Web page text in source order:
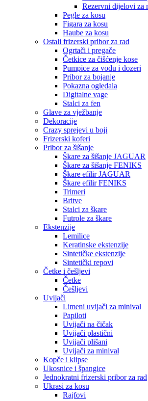
Rezervni dijelovi za
Pegle za kosu
Figara za kosu
Haube za kosu
Ostali frizerski pribor za rad
Ogrtači i pregače
Četkice za čišćenje kose
Pumpice za vodu i dozeri
Pribor za bojanje
Pokazna ogledala
Digitalne vage
Stalci za fen
Glave za vježbanje
Dekoracije
Crazy sprejevi u boji
Frizerski koferi
Pribor za šišanje
Škare za šišanje JAGUAR
Škare za šišanje FENIKS
Škare efilir JAGUAR
Škare efilir FENIKS
Trimeri
Britve
Stalci za škare
Futrole za škare
Ekstenzije
Lemilice
Keratinske ekstenzije
Sintetičke ekstenzije
Sintetički repovi
Četke i češljevi
Četke
Češljevi
Uvijači
Limeni uvijači za minival
Papiloti
Uvijači na čičak
Uvijači plastični
Uvijači plišani
Uvijači za minival
Kopče i klipse
Ukosnice i špangice
Jednokratni frizerski pribor za rad
Ukrasi za kosu
Rajfovi